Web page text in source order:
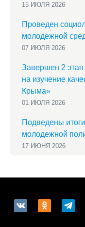
15 ИЮЛЯ 2026
Проведен
молодежной
07 ИЮЛЯ 2026
Завершен 2
на изучение
Крыма»
01 ИЮЛЯ 2026
Подведены
молодежной
17 ИЮНЯ 2026
vkontakteodnoklassniki